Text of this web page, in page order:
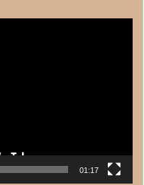
01:17